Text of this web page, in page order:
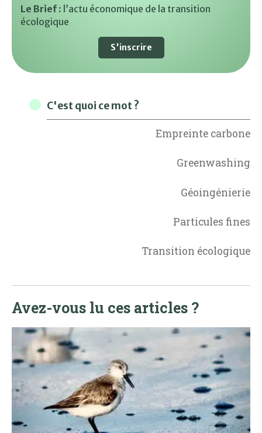
Le Brief : l’actu économique de la transition
écologique
S'inscrire
C'est quoi ce mot ?
Empreinte carbone
Greenwashing
Géoingénierie
Particules fines
Transition écologique
Avez-vous lu ces articles ?